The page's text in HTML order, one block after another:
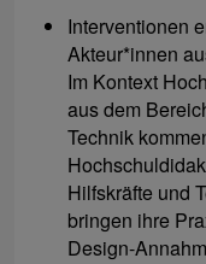
Interventionen
Akteur*innen
Im Kontext
aus dem
Technik
Hilfskräfte und
bringen ihre
Design-